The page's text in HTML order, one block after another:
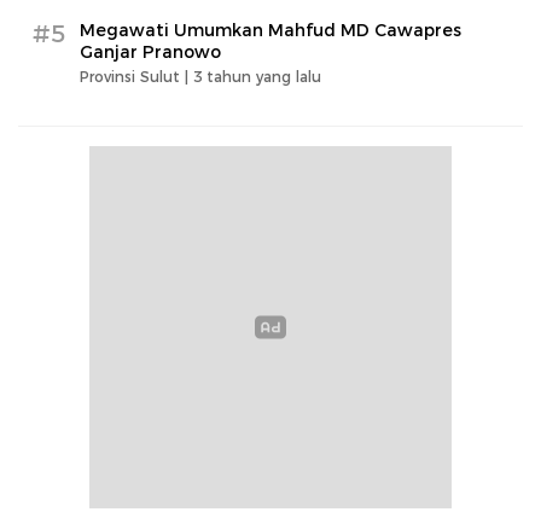
#5
Megawati Umumkan Mahfud MD Cawapres
Ganjar Pranowo
Provinsi Sulut | 3 tahun yang lalu